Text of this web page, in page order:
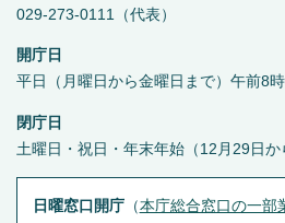
029-273-0111（代表）
開庁日
平日（月曜日から金曜日まで）午前8
閉庁日
土曜日・祝日・年末年始（12月29日か
日曜窓口開庁（本庁総合窓口の一部